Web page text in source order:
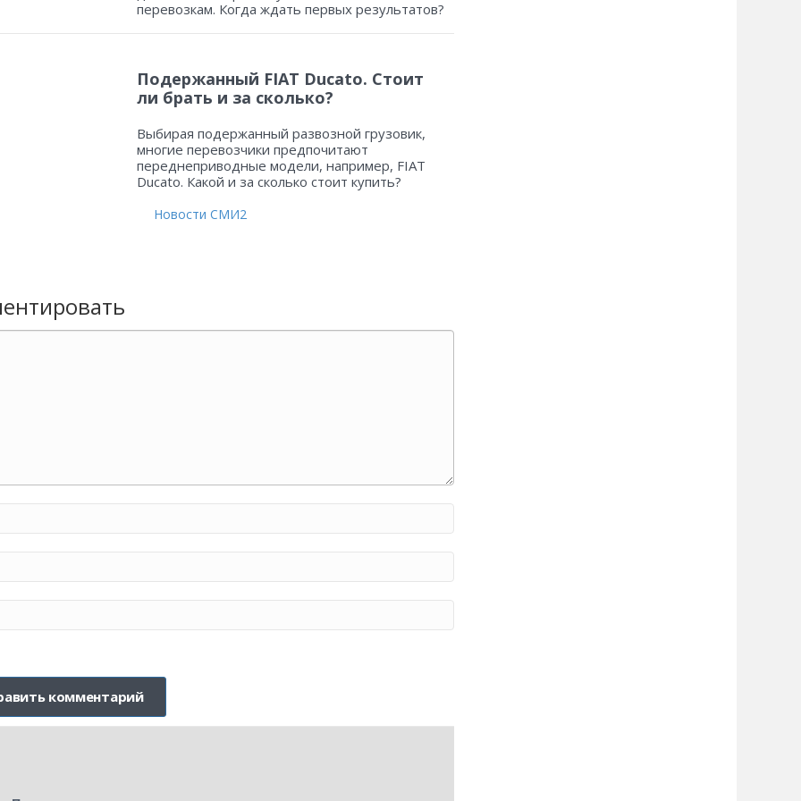
перевозкам. Когда ждать первых результатов?
Подержанный FIAT Ducato. Стоит
ли брать и за сколько?
Выбирая подержанный развозной грузовик,
многие перевозчики предпочитают
переднеприводные модели, например, FIAT
Ducato. Какой и за сколько стоит купить?
Новости СМИ2